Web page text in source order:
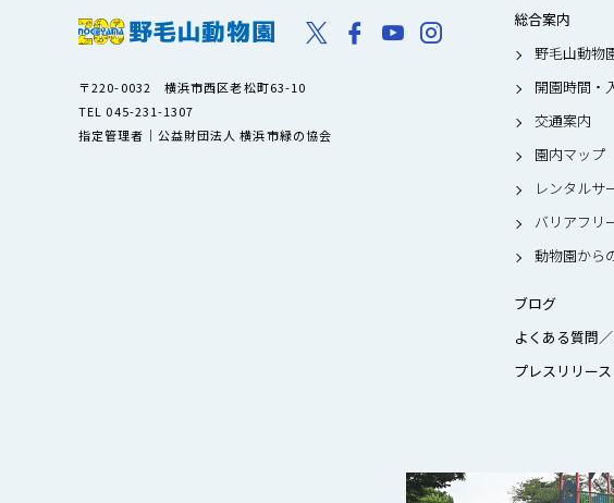
〒220-0032 横浜市西区老松町63-10
TEL 045-231-1307
指定管理者｜公益財団法人 横浜市緑の協会
総合案内
野毛山動物
開園時間・
交通案内
園内マップ
レンタルサ
バリアフリ
動物園から
ブログ
よくある質問
プレスリリース